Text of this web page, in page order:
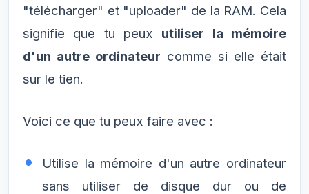
"télécharger" et "uploader" de la RAM. Cela
signifie que tu peux utiliser la mémoire
d'un autre ordinateur comme si elle était
sur le tien.
Voici ce que tu peux faire avec :
Utilise la mémoire d'un autre ordinateur
sans utiliser de disque dur ou de